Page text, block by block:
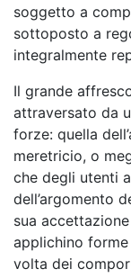
soggetto a
sottoposto a
integralmente
Il grande
attraversato da
forze: quella
meretricio, o
che degli utenti
dell’argomento
sua accettazione
applichino
volta dei